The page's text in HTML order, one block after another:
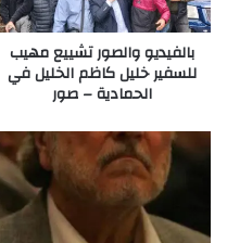
بالفيديو والصور تشييع مهيب
للسفير خليل كاظم الخليل في
الحمادية – صور